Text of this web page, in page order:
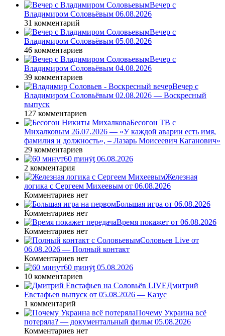
Вечер с
Владимиром Соловьёвым 06.08.2026
31 комментарий
Вечер с
Владимиром Соловьёвым 05.08.2026
46 комментариев
Вечер с
Владимиром Соловьёвым 04.08.2026
39 комментариев
Вечер с
Владимиром Соловьёвым 02.08.2026 — Воскресный
выпуск
127 комментариев
Бесогон ТВ с
Михалковым 26.07.2026 — «У каждой аварии есть имя,
фамилия и должность», – Лазарь Моисеевич Каганович»
29 комментариев
60 ṃинẏƫ 06.08.2026
2 комментария
Железная
логика с Сергеем Михеевым от 06.08.2026
Комментариев нет
Большая игра от 06.08.2026
Комментариев нет
Время покажет от 06.08.2026
Комментариев нет
Соловьев Live от
06.08.2026 — Полный контакт
Комментариев нет
60 ṃинẏƫ 05.08.2026
10 комментариев
Дмитрий
Евстафьев выпуск от 05.08.2026 — Казус
1 комментарий
Почему Украина всё
потеряла? — документальный фильм 05.08.2026
Комментариев нет